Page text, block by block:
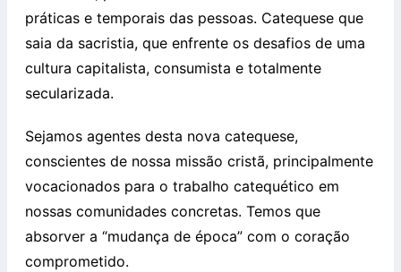
práticas e temporais das pessoas. Catequese que
saia da sacristia, que enfrente os desafios de uma
cultura capitalista, consumista e totalmente
secularizada.
Sejamos agentes desta nova catequese,
conscientes de nossa missão cristã, principalmente
vocacionados para o trabalho catequético em
nossas comunidades concretas. Temos que
absorver a “mudança de época” com o coração
comprometido.